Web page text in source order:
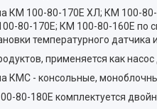
КМ 100-80-170Е ХЛ; КМ 100-
80-170Е; КМ 100-80-160Е по
температурного датчика
применяется как
КМС - консольные,
80-180Е комплектуется